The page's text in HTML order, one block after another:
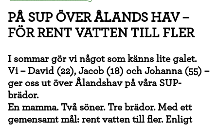
PÅ SUP ÖVER ÅLANDS HAV –
FÖR RENT VATTEN TILL FLER
I sommar gör vi något som känns lite galet.
Vi – David (22), Jacob (18) och Johanna (55) –
ger oss ut över Ålandshav på våra SUP-
brädor.
En mamma. Två söner. Tre brädor. Med ett
gemensamt mål: rent vatten till fler. Enligt